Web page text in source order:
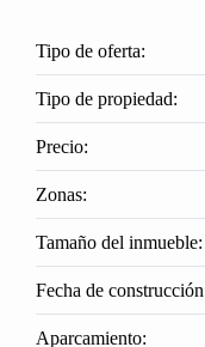
Tipo de oferta:
Tipo de propiedad:
Precio:
Zonas:
Tamaño del inmueble:
Fecha de
Aparcamiento: